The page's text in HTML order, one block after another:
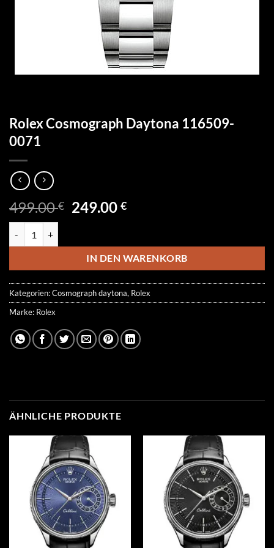
Rolex Cosmograph Daytona 116509-
0071
499.00€ Ursprünglicher
499.00 €
249.00€Aktueller
249.00 €.
IN DEN WARENKORB
Kategorien:Cosmograph daytona, Rolex
Marke: Rolex
ÄHNLICHE PRODUKTE